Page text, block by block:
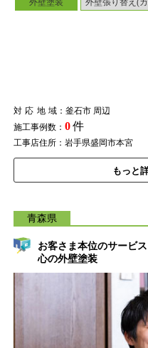
外壁塗装 外壁張り替え(
対応地域：釜石市 周辺
施工事例数： 0件
工事店住所：岩手県盛岡市本宮
もっと
青森県
お客さま本位のサービ
心の外壁塗装